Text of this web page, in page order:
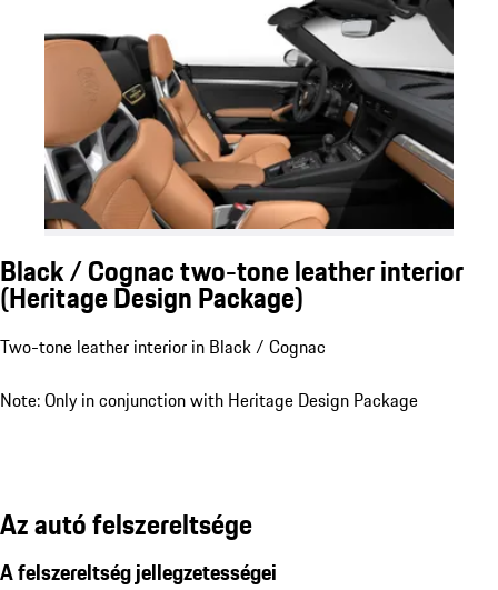
Black / Cognac two-tone leather interior
(Heritage Design Package)
Two-tone leather interior in Black / Cognac
Note: Only in conjunction with Heritage Design Package
Az autó felszereltsége
A felszereltség jellegzetességei